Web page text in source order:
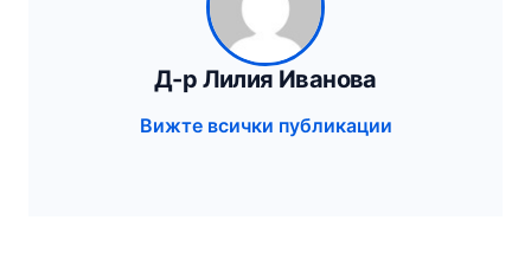
Д-р Лилия Иванова
Вижте всички публикации